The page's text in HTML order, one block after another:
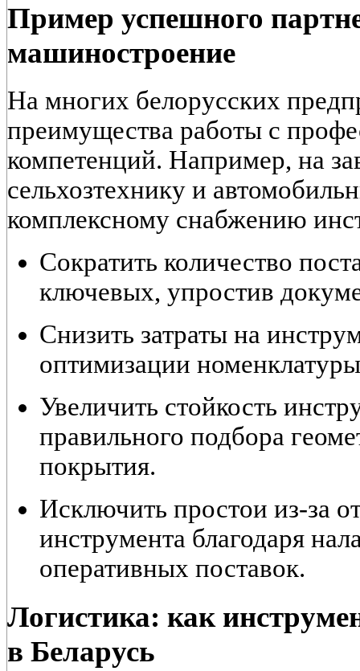
Пример успешного
машиностроение
На многих белорусских
преимущества работы с
компетенций. Например, на
сельхозтехнику и
комплексному снабжению
Сократить количество
ключевых, упростив
Снизить затраты на
оптимизации
Увеличить стойкость
правильного подбора
покрытия.
Исключить простои из-за
инструмента благодаря
оперативных поставок.
Логистика: как
в Беларусь